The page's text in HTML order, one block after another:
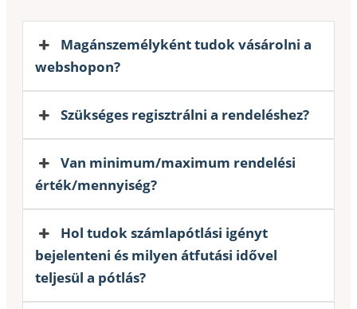
Magánszemélyként tudok vásárolni a
webshopon?
Szükséges regisztrálni a rendeléshez?
Van minimum/maximum rendelési
érték/mennyiség?
Hol tudok számlapótlási igényt
bejelenteni és milyen átfutási idővel
teljesül a pótlás?